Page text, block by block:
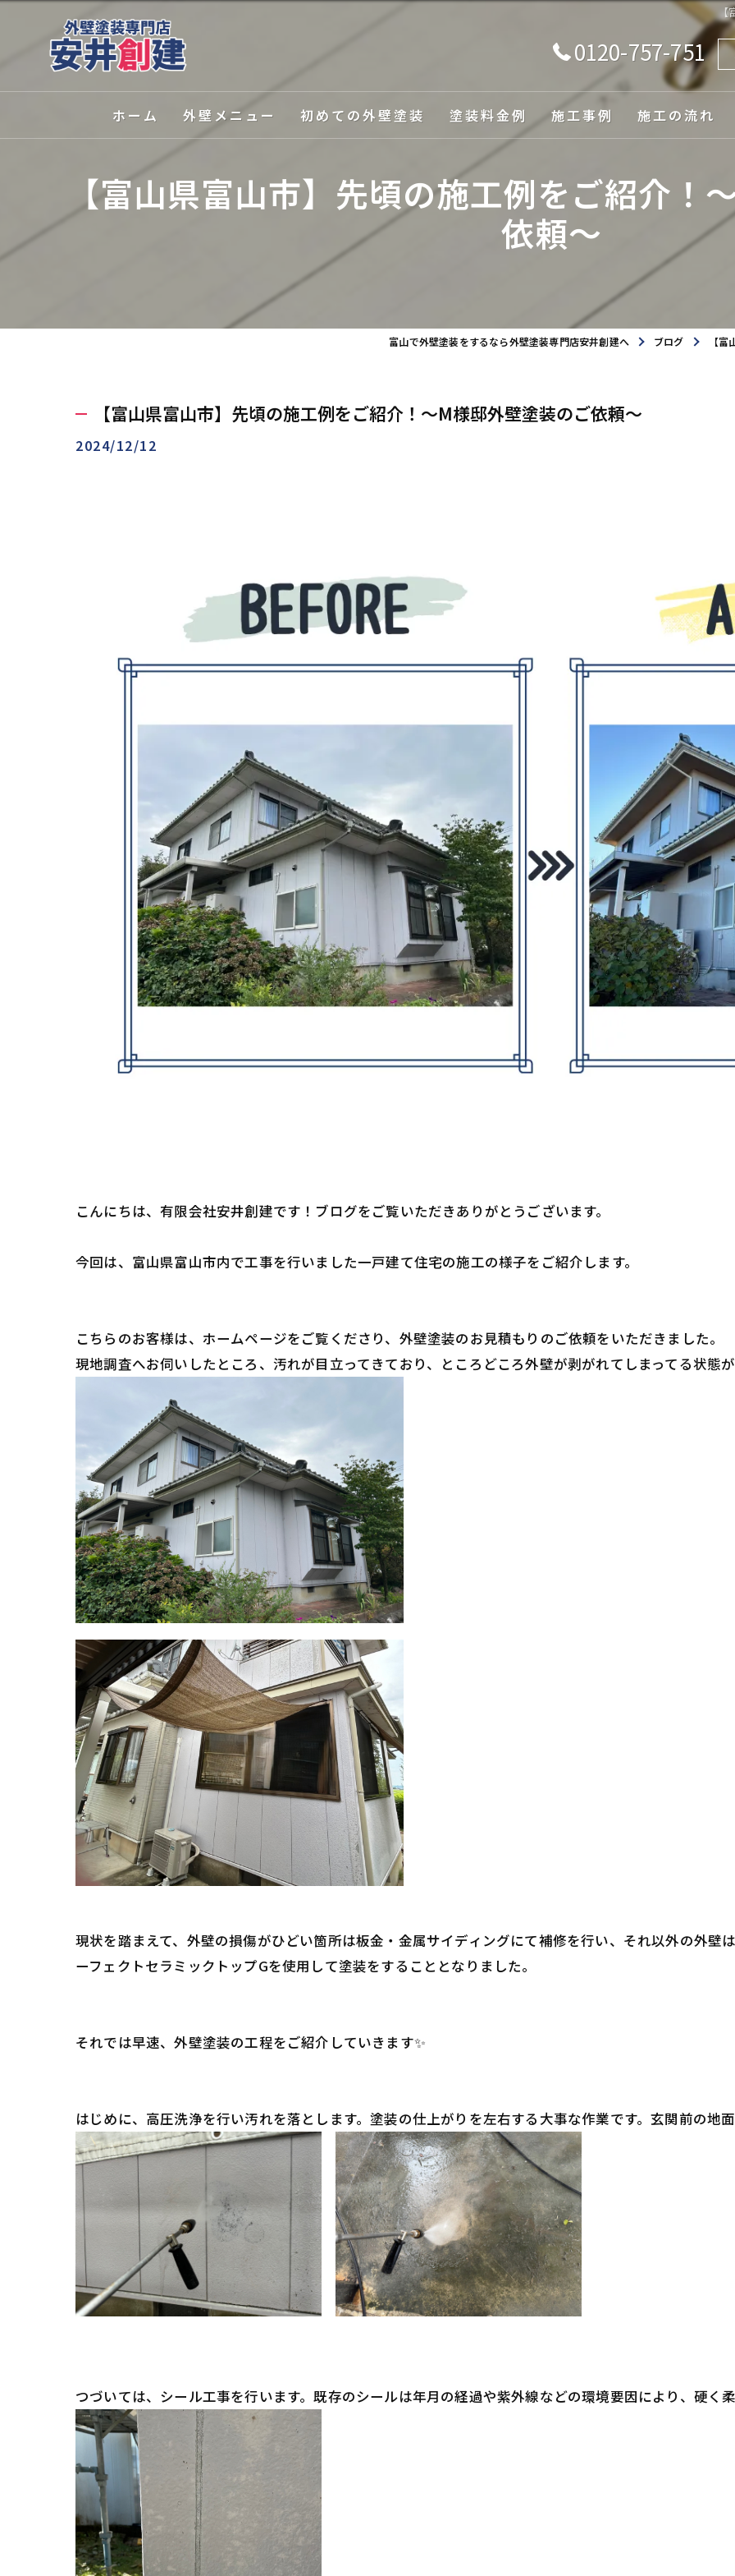
0120-757-751
ホーム 外壁メニュー
外壁塗装
屋根塗装
初めての外壁塗装
選ばれる理由
塗装の種類
カラーシミュレーション
塗装料金例 施工事例 施工の流れ
【富山県富山市】先頃の施工例をご紹介！
依頼～
富山で外壁塗装をするなら外壁塗装専門店安井創建へ ブログ 【
【富山県富山市】先頃の施工例をご紹介！～M様邸外壁塗装のご依頼～
2024/12/12
こんにちは、有限会社安井創建です！ブログをご覧いただきありがとうございます。
今回は、富山県富山市内で工事を行いました一戸建て住宅の施工の様子をご紹介します。
こちらのお客様は、ホームページをご覧くださり、外壁塗装のお見積もりのご依頼をいただきました。
現地調査へお伺いしたところ、汚れが目立ってきており、ところどころ外壁が剥がれてしまってる状態が
現状を踏まえて、外壁の損傷がひどい箇所は板金・金属サイディングにて補修を行い、それ以外の外壁
ーフェクトセラミックトップGを使用して塗装をすることとなりました。
それでは早速、外壁塗装の工程をご紹介していきます✨
はじめに、高圧洗浄を行い汚れを落とします。塗装の仕上がりを左右する大事な作業です。玄関前の地
つづいては、シール工事を行います。既存のシールは年月の経過や紫外線などの環境要因により、硬く